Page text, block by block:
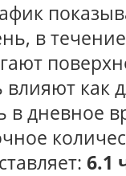
в
влияют как
в дневное
6.1